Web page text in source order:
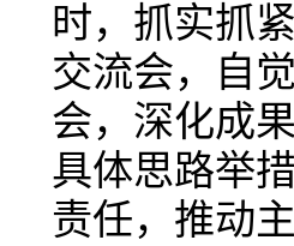
时，抓实抓
交流会，自
会，深化成
具体思路举
责任，推动